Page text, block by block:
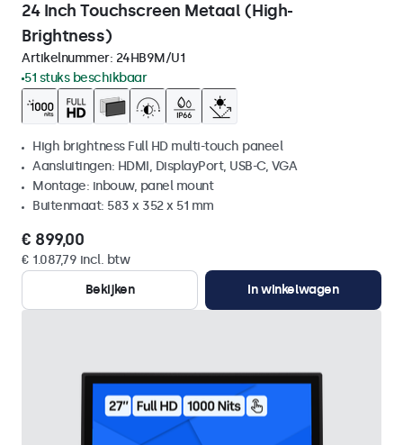
24 Inch Touchscreen Metaal (High-
Brightness)
Artikelnummer: 24HB9M/U1
51 stuks beschikbaar
High brightness Full HD multi-touch paneel
Aansluitingen: HDMI, DisplayPort, USB-C, VGA
Montage: inbouw, panel mount
Buitenmaat: 583 x 352 x 51 mm
€ 899,00
€ 1.087,79 incl. btw
Bekijken
In winkelwagen